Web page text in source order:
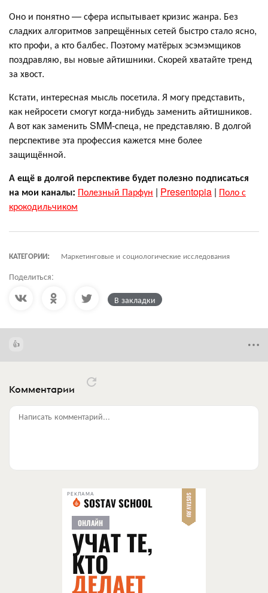
Оно и понятно — сфера испытывает кризис жанра. Без
сладких алгоритмов запрещённых сетей быстро стало ясно,
кто профи, а кто балбес. Поэтому матёрых эсэмэмщиков
поздравляю, вы новые айтишники. Скорей хватайте тренд
за хвост.
Кстати, интересная мысль посетила. Я могу представить,
как нейросети смогут когда-нибудь заменить айтишников.
А вот как заменить SMM-спеца, не представляю. В долгой
перспективе эта профессия кажется мне более
защищённой.
А ещё в долгой перспективе будет полезно подписаться
на мои каналы: Полезный Парфун | Presentopia | Поло с
крокодильчиком
КАТЕГОРИИ: Маркетинговые и социологические исследования
Поделиться:
В закладки
Комментарии
Написать комментарий...
РЕКЛАМА